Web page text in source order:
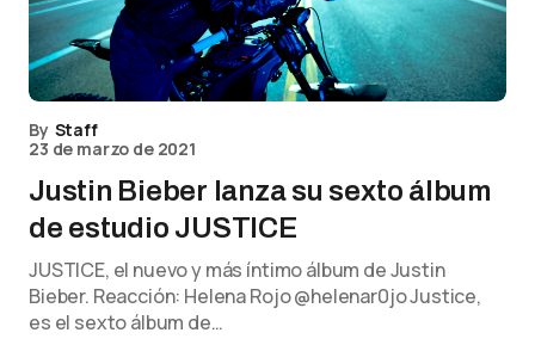
By Staff
23 de marzo de 2021
Justin Bieber lanza su sexto álbum
de estudio JUSTICE
JUSTICE, el nuevo y más íntimo álbum de Justin
Bieber. Reacción: Helena Rojo @helenar0jo Justice,
es el sexto álbum de…